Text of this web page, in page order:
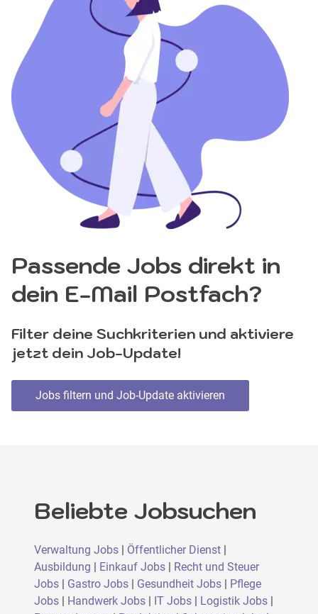
Passende Jobs direkt in
dein E-Mail Postfach?
Filter deine Suchkriterien und aktiviere
jetzt dein Job-Update!
Jobs filtern und Job-Update aktivieren
Beliebte Jobsuchen
Verwaltung Jobs | Öffentlicher Dienst |
Ausbildung | Einkauf Jobs | Recht und Steuer
Jobs | Gastro Jobs | Gesundheit Jobs | Pflege
Jobs | Handwerk Jobs | IT Jobs | Logistik Jobs |